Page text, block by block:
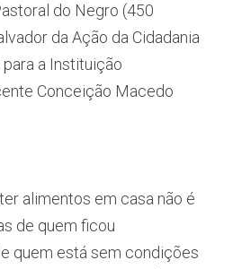
do Negro (450
da Ação da Cidadania
a Instituição
Conceição Macedo
alimentos em casa não é
de quem ficou
quem está sem condições